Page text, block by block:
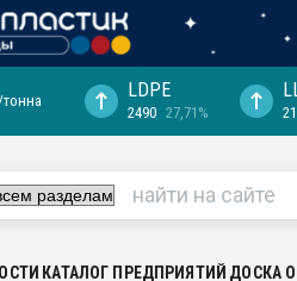
довольна
выдува ПЭТ
LDPE
2490 27,71%
КАТАЛОГ ПРЕДПРИЯТИЙ ДОСКА